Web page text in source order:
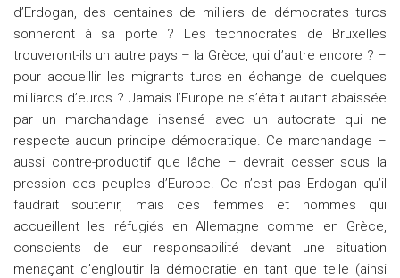
d’Erdogan, des centaines de milliers de démocrates turcs
sonneront à sa porte ? Les technocrates de Bruxelles
trouveront-ils un autre pays – la Grèce, qui d’autre encore ? –
pour accueillir les migrants turcs en échange de quelques
milliards d’euros ? Jamais l’Europe ne s’était autant abaissée
par un marchandage insensé avec un autocrate qui ne
respecte aucun principe démocratique. Ce marchandage –
aussi contre-productif que lâche – devrait cesser sous la
pression des peuples d’Europe. Ce n’est pas Erdogan qu’il
faudrait soutenir, mais ces femmes et hommes qui
accueillent les réfugiés en Allemagne comme en Grèce,
conscients de leur responsabilité devant une situation
menaçant d’engloutir la démocratie en tant que telle (ainsi